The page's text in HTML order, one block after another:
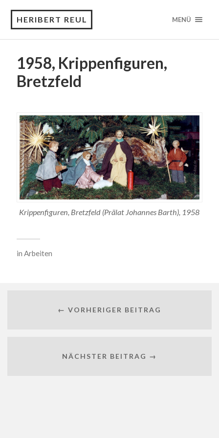
HERIBERT REUL MENÜ
1958, Krippenfiguren,
Bretzfeld
Krippenfiguren, Bretzfeld (Prälat Johannes Barth), 1958
in Arbeiten
← VORHERIGER BEITRAG
NÄCHSTER BEITRAG →